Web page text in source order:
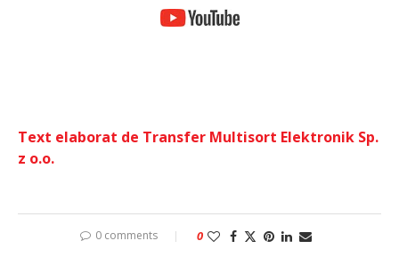
Text elaborat de Transfer Multisort Elektronik Sp.
z o.o.
0 comments 0